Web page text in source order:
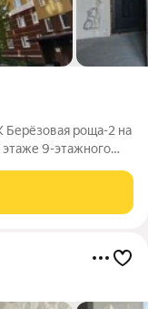
Берёзовая роща-2 на
9-этажного
квадратной